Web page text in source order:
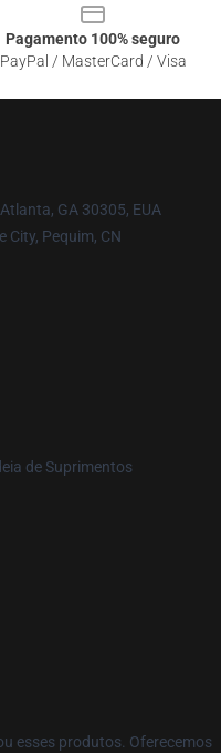
Pagamento 100% seguro
PayPal / MasterCard / Visa
GA 30305, EUA
City, Pequim, CN
de Suprimentos
esses produtos. Oferecemos